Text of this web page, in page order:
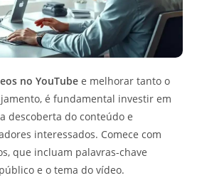
no YouTube e melhorar tanto o
é fundamental investir em
descoberta do conteúdo e
interessados. Comece com
que incluam palavras-chave
e o tema do vídeo.